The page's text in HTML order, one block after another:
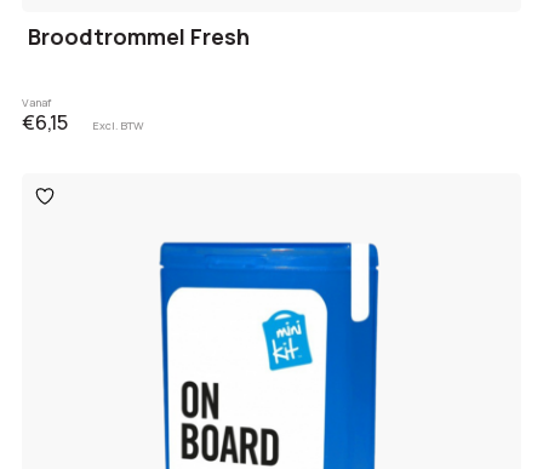
Broodtrommel Fresh
Vanaf
€6,15 Excl. BTW
Toevoegen
aan